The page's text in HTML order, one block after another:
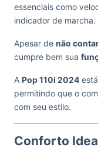
essenciais como
indicador de marcha.
Apesar de não
cumpre bem sua
A Pop 110i 2024
permitindo que o
com seu estilo.
Conforto